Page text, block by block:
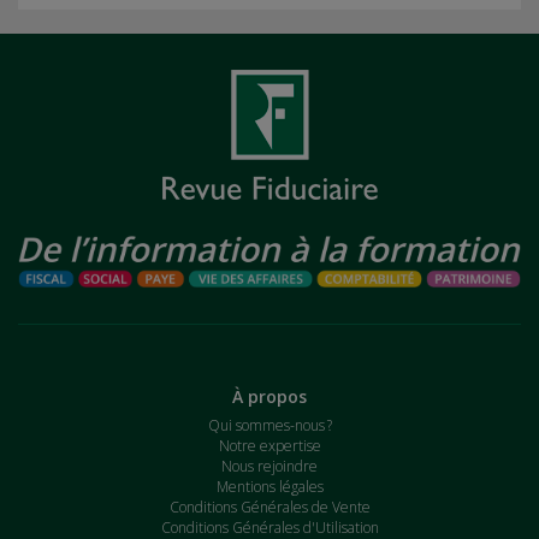
À propos
Qui sommes-nous ?
Notre expertise
Nous rejoindre
Mentions légales
Conditions Générales de Vente
Conditions Générales d'Utilisation